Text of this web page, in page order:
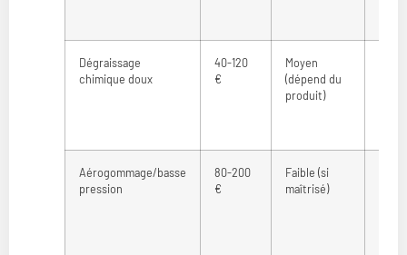
Dégraissage
chimique doux
40-120
€
Moyen
(dépend du
produit)
Aérogommage/basse
pression
80-200
€
Faible (si
maîtrisé)